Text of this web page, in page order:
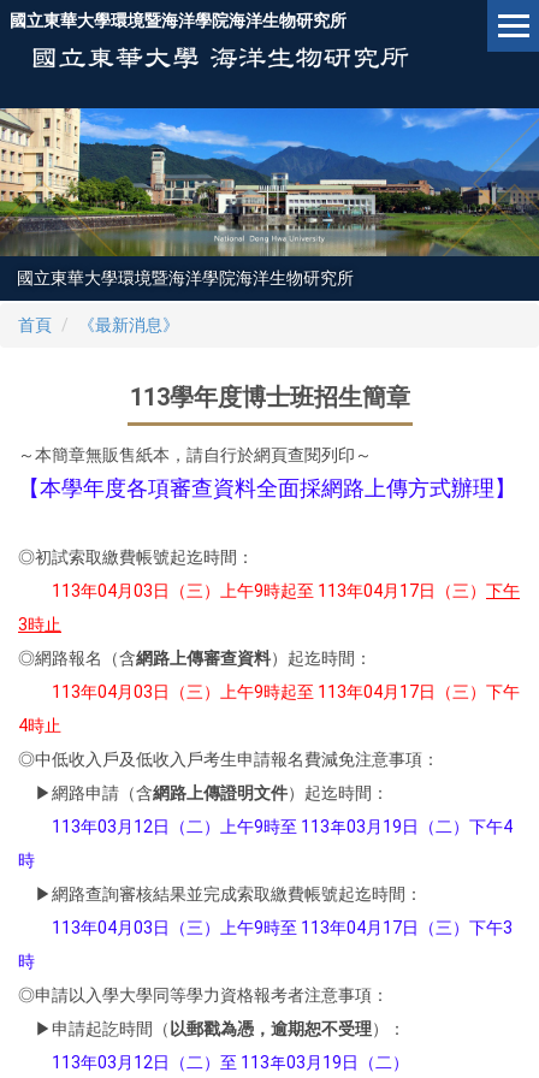
跳
內
容
區
國立東華大學環境暨海洋學院海洋生物研究所
國立東華大學環境暨海洋學院海洋生物研究所
首頁 《最新消息》
113學年度博士班招生簡章
～本簡章無販售紙本，請自行於網頁查閱列印～
【本學年度各項審查資料全面採網路上傳方式辦理】
◎初試索取繳費帳號起迄時間：
113年04月03日（三）上午9時起至 113年04月17日（三） 下午
3時止
◎網路報名（含網路上傳審查資料）起迄時間：
113年04月03日（三）上午9時起至 113年04月17日（三）下午
4時止
◎中低收入戶及低收入戶考生申請報名費減免注意事項：
▶網路申請（含網路上傳證明文件）起迄時間：
113年03月12日（二）上午9時至 113年03月19日（二）下午4
時
▶網路查詢審核結果並完成索取繳費帳號起迄時間：
113年04月03日（三）上午9時至 113年04月17日（三）下午3
時
◎申請以入學大學同等學力資格報考者注意事項：
▶申請起訖時間（以郵戳為憑，逾期恕不受理）：
113年03月12日（二）至 113年03月19日（二）